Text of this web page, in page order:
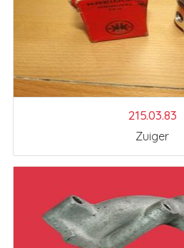
215.03.83
Zuiger